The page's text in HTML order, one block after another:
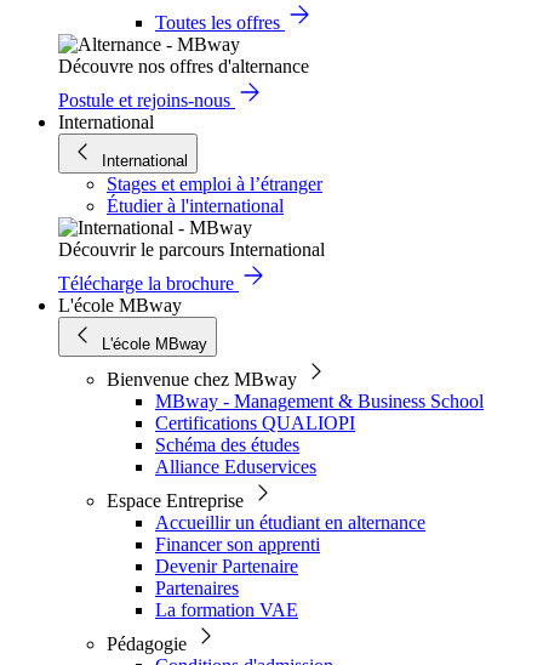
Toutes les offres
Découvre nos offres d'alternance
Postule et rejoins-nous
International
International
Stages et emploi à l’étranger
Étudier à l'international
Découvrir le parcours International
Télécharge la brochure
L'école MBway
L'école MBway
Bienvenue chez MBway
MBway - Management & Business School
Certifications QUALIOPI
Schéma des études
Alliance Eduservices
Espace Entreprise
Accueillir un étudiant en alternance
Financer son apprenti
Devenir Partenaire
Partenaires
La formation VAE
Pédagogie